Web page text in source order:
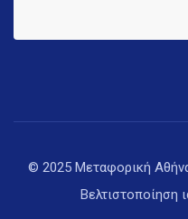
© 2025 Μεταφορική
Βελτιστοποίηση